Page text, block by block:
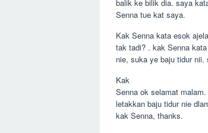
balik ke bilik dia. saya
Senna tue kat saya.
Kak Senna kata esok
tak tadi? . kak Senna
nie, suka ye baju tidur nii.
Kak
Senna ok selamat
letakkan baju tidur nie
kak Senna, thanks.